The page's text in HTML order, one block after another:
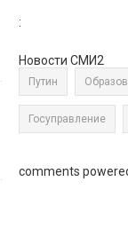
:
Новости СМИ2
Путин
Госуправление
comments